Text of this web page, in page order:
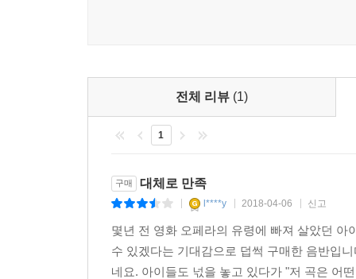
전체 리뷰 (1)
1
구매 대체로 만족
l****y 2018-04-06 신고
몇년 전 영화 오페라의 유령에 빠져 살았던
수 있겠다는 기대감으로 덥썩 구매한 음반입
네요. 아이들도 넋을 놓고 있다가 "저 곡은 어